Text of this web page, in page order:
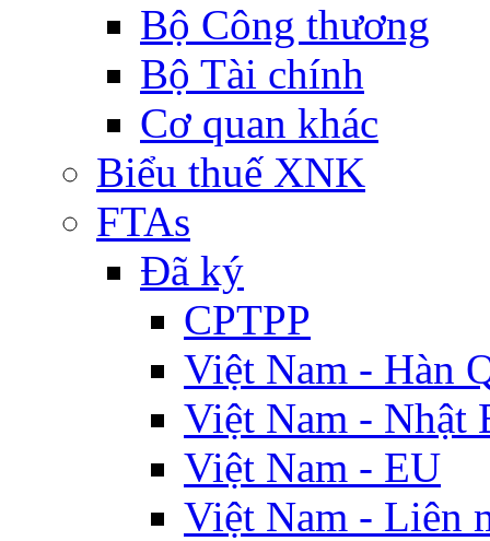
Bộ Công thương
Bộ Tài chính
Cơ quan khác
Biểu thuế XNK
FTAs
Đã ký
CPTPP
Việt Nam - Hàn
Việt Nam - Nhật
Việt Nam - EU
Việt Nam - Liên